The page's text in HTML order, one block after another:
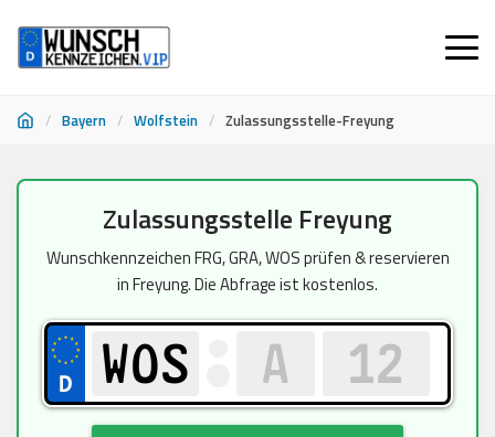
/ Bayern / Wolfstein / Zulassungsstelle-Freyung
springen
Zulassungsstelle Freyung
Wunschkennzeichen FRG, GRA, WOS prüfen & reservieren
in Freyung. Die Abfrage ist kostenlos.